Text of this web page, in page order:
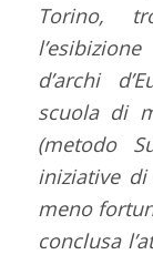
Torino,
d’archi
scuola di
(metodo
iniziative
meno
conclusa